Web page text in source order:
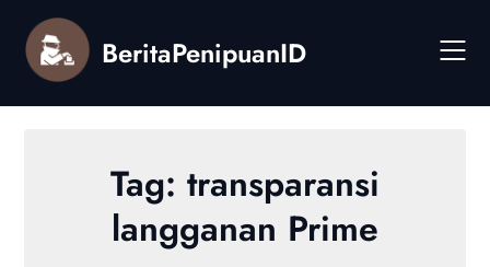
content
BeritaPenipuanID
Tag: transparansi
langganan Prime